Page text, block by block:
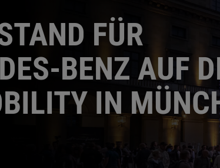
FÜR
BENZ AUF
IN